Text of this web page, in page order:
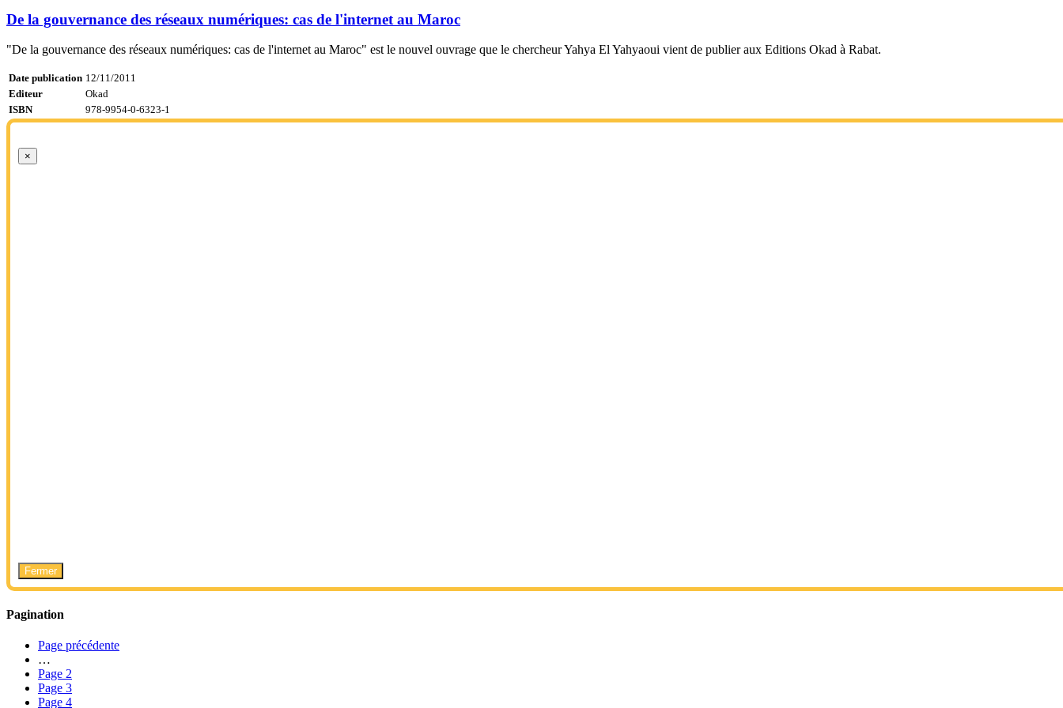
De la gouvernance des réseaux numériques: cas de l'internet au Maroc
"De la gouvernance des réseaux numériques: cas de l'internet au Maroc" est le nouvel ouvrage que le chercheur Yahya El Yahyaoui vient de publier aux Editions Okad à Rabat.
Date publication 12/11/2011
Editeur
Okad
ISBN
978-9954-0-6323-1
×
Fermer
Pagination
Page précédente
…
Page 2
Page 3
Page 4